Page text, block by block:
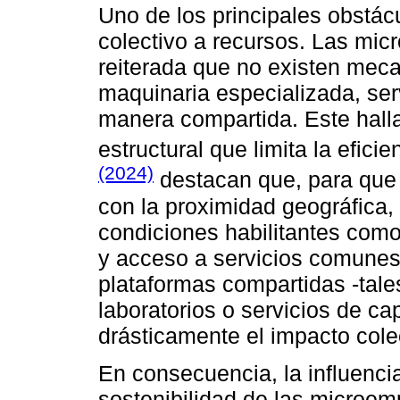
Uno de los principales
colectivo a recursos. Las
reiterada que no existen
maquinaria especializada,
manera compartida. Este
estructural que limita la
(2024) destacan que, para
con la proximidad
condiciones habilitantes
y acceso a servicios
plataformas compartidas -
laboratorios o servicios de
drásticamente el impacto
En consecuencia, la